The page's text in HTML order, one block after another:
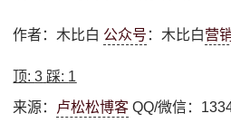
作者：木比白 公众号 ：木比白营
顶:3 踩: 1
来源： 卢松松博客 QQ/微信：